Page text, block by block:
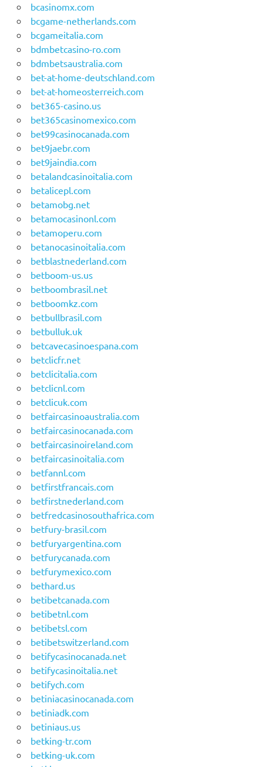
bcasinomx.com
bcgame-netherlands.com
bcgameitalia.com
bdmbetcasino-ro.com
bdmbetsaustralia.com
bet-at-home-deutschland.com
bet-at-homeosterreich.com
bet365-casino.us
bet365casinomexico.com
bet99casinocanada.com
bet9jaebr.com
bet9jaindia.com
betalandcasinoitalia.com
betalicepl.com
betamobg.net
betamocasinonl.com
betamoperu.com
betanocasinoitalia.com
betblastnederland.com
betboom-us.us
betboombrasil.net
betboomkz.com
betbullbrasil.com
betbulluk.uk
betcavecasinoespana.com
betclicfr.net
betclicitalia.com
betclicnl.com
betclicuk.com
betfaircasinoaustralia.com
betfaircasinocanada.com
betfaircasinoireland.com
betfaircasinoitalia.com
betfannl.com
betfirstfrancais.com
betfirstnederland.com
betfredcasinosouthafrica.com
betfury-brasil.com
betfuryargentina.com
betfurycanada.com
betfurymexico.com
bethard.us
betibetcanada.com
betibetnl.com
betibetsl.com
betibetswitzerland.com
betifycasinocanada.net
betifycasinoitalia.net
betifych.com
betiniacasinocanada.com
betiniadk.com
betiniaus.us
betking-tr.com
betking-uk.com